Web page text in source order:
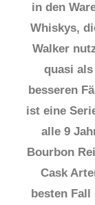
in den
Whiskys,
Walker
quasi
besseren
ist eine
alle 9
Bourbon
Cask
besten